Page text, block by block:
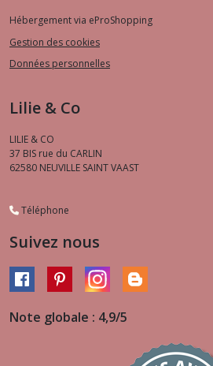
Hébergement via eProShopping
Gestion des cookies
Données personnelles
Lilie & Co
LILIE & CO
37 BIS rue du CARLIN
62580 NEUVILLE SAINT VAAST
Téléphone
Suivez nous
Note globale : 4,9/5